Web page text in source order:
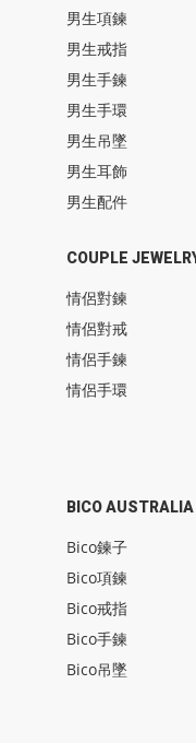
男生項鍊
男生戒指
男生手鍊
男生手環
男生吊墜
男生耳飾
男生配件
COUPLE
情侶對鍊
情侶對戒
情侶手鍊
情侶手環
BICO AUSTRALIA
Bico鍊子
Bico項鍊
Bico戒指
Bico手鍊
Bico吊墜